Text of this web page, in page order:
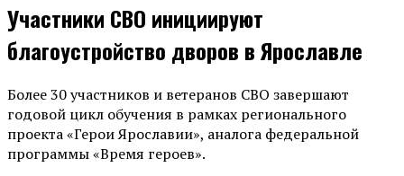
Участники СВО инициируют
благоустройство дворов в Ярославле
Более 30 участников и ветеранов СВО завершают
годовой цикл обучения в рамках регионального
проекта «Герои Ярославии», аналога федеральной
программы «Время героев».